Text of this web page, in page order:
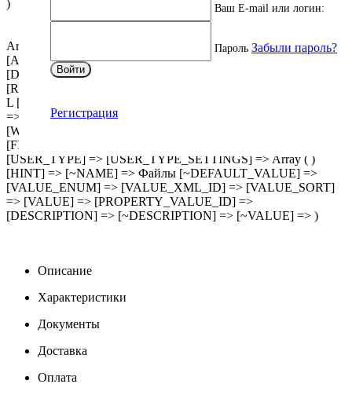
)
Array ( [ID] => 1120 [IBLOCK_ID] => 116 [NAME] => Файлы
[ACTIVE] => Y [SORT] => 11 [CODE] => FILES
[DEFAULT_VALUE] => [PROPERTY_TYPE] => F
[ROW_COUNT] => 1 [COL_COUNT] => 30 [LIST_TYPE] =>
L [MULTIPLE] => Y [XML_ID] => CML2_FILES [FILE_TYPE]
=> [MULTIPLE_CNT] => 1 [LINK_IBLOCK_ID] => 0
[WITH_DESCRIPTION] => Y [SEARCHABLE] => N
[FILTRABLE] => N [IS_REQUIRED] => N [VERSION] => 1
[USER_TYPE] => [USER_TYPE_SETTINGS] => Array ( )
[HINT] => [~NAME] => Файлы [~DEFAULT_VALUE] =>
[VALUE_ENUM] => [VALUE_XML_ID] => [VALUE_SORT]
=> [VALUE] => [PROPERTY_VALUE_ID] =>
[DESCRIPTION] => [~DESCRIPTION] => [~VALUE] => )
Описание
Характеристики
Документы
Доставка
Оплата
Ваш E-mail или логин:
Пароль Забыли пароль?
Войти
Регистрация